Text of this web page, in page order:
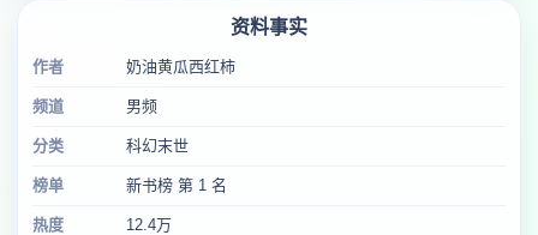
资料事实
作者 奶油黄瓜西红柿
频道 男频
分类 科幻末世
榜单 新书榜 第 1 名
热度 12.4万